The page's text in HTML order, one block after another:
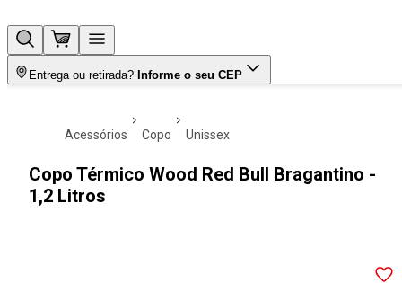
Entrega ou retirada? Informe o seu CEP
acessórios copo unissex
Copo Térmico Wood Red Bull Bragantino -
1,2 Litros